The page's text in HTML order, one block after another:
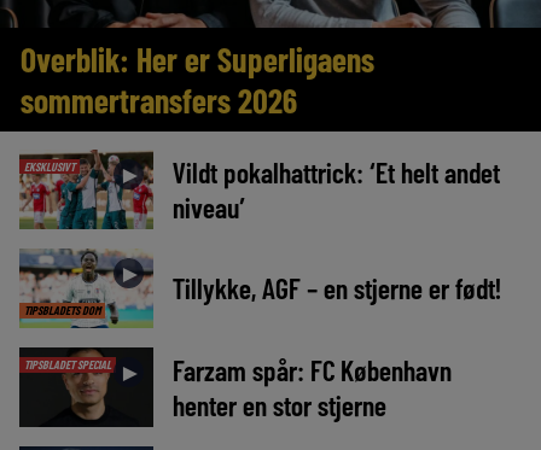
Overblik: Her er Superligaens
sommertransfers 2026
EKSKLUSIVT ►
Vildt pokalhattrick: ‘Et helt andet
niveau’
TIPSBLADETS DOM
► Tillykke, AGF – en stjerne er født!
TIPSBLADET SPECIAL ►
Farzam spår: FC København
henter en stor stjerne